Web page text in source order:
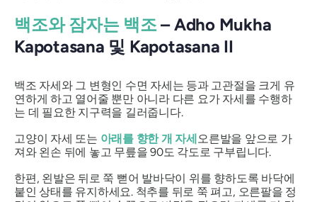
백조와 잠자는 백조 – Adho Mukha
Kapotasana 및 Kapotasana II
백조 자세와 그 변형인 수면 자세는 등과 고관절을 크게 유
연하게 하고 열어줄 뿐만 아니라 다른 요가 자세를 수행하
는 데 필요한 지구력을 길러줍니다.
고양이 자세 또는 아래를 향한 개 자세오른발을 앞으로 가
져와 왼손 뒤에 놓고 무릎을 90도 각도로 구부립니다.
한편, 왼발은 뒤로 쭉 뻗어 발바닥이 위를 향하도록 바닥에
붙인 상태를 유지하세요. 척추를 뒤로 쭉 펴고, 오른팔을 정